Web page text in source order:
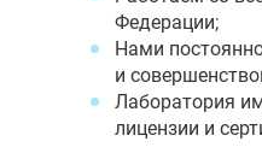
Федерации;
Нами
и
Лаборатория
лицензии и